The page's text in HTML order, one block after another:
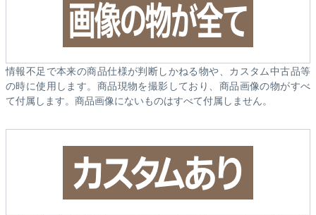
情報不足で本来の商品仕様が判断しかねる物や、カスタム中古品等
の時に使用します。商品現物を撮影しており、商品画像の物がすべ
て付属します。商品画像にないものはすべて付属しません。